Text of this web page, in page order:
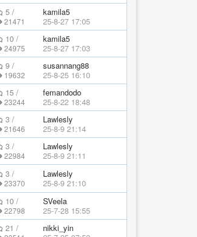
5 /
21471
kamila5
25-8-27 17:05
10 /
24975
kamila5
25-8-27 17:03
9 /
19632
susannang88
25-8-25 16:10
15 /
23244
femandodo
25-8-22 18:48
3 /
21646
Lawlesly
25-8-9 21:14
3 /
22984
Lawlesly
25-8-9 21:11
3 /
23370
Lawlesly
25-8-9 21:10
10 /
22798
SVeela
25-7-28 15:55
21 /
nikki_yin